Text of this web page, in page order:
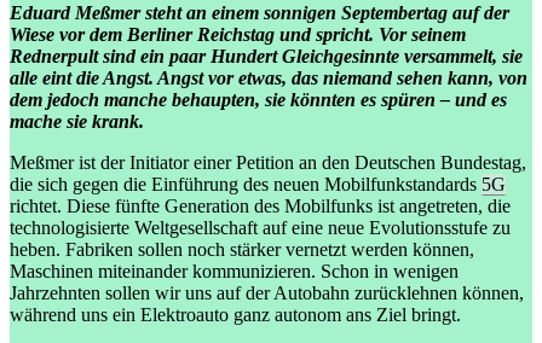
Eduard Meßmer steht an einem sonnigen Septembertag auf der
Wiese vor dem Berliner Reichstag und spricht. Vor seinem
Rednerpult sind ein paar Hundert Gleichgesinnte versammelt, sie
alle eint die Angst. Angst vor etwas, das niemand sehen kann, von
dem jedoch manche behaupten, sie könnten es spüren – und es
mache sie krank.
Meßmer ist der Initiator einer Petition an den Deutschen Bundestag,
die sich gegen die Einführung des neuen Mobilfunkstandards 5G
richtet. Diese fünfte Generation des Mobilfunks ist angetreten, die
technologisierte Weltgesellschaft auf eine neue Evolutionsstufe zu
heben. Fabriken sollen noch stärker vernetzt werden können,
Maschinen miteinander kommunizieren. Schon in wenigen
Jahrzehnten sollen wir uns auf der Autobahn zurücklehnen können,
während uns ein Elektroauto ganz autonom ans Ziel bringt.